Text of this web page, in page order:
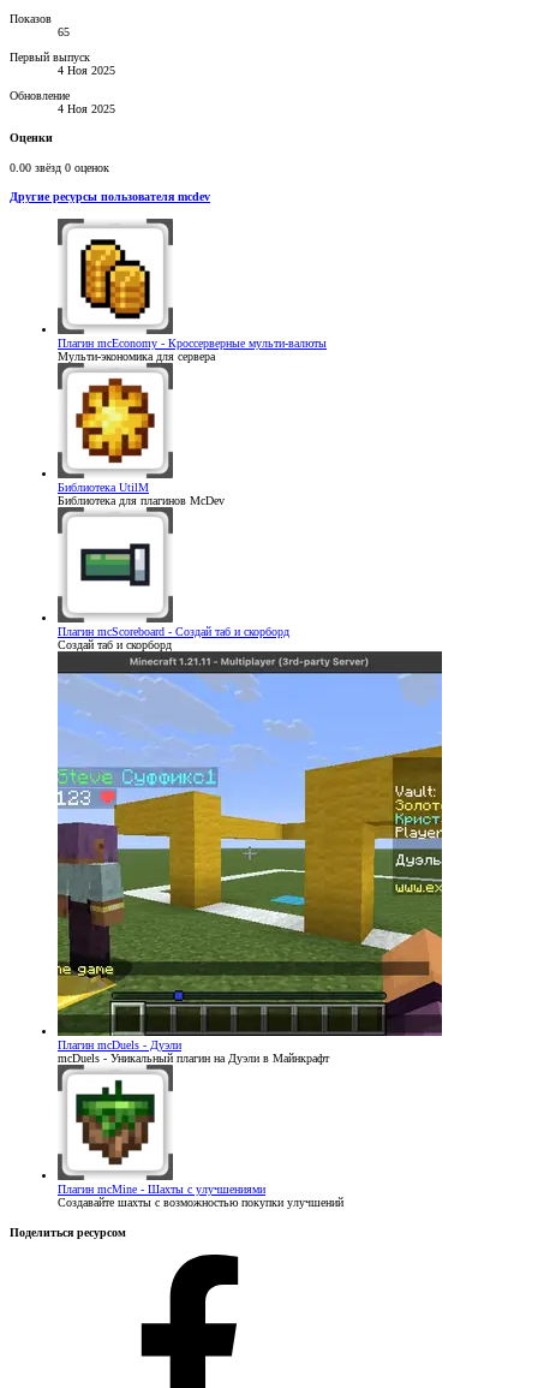
Показов
65
Первый выпуск
4 Ноя 2025
Обновление
4 Ноя 2025
Оценки
0.00 звёзд 0 оценок
Другие ресурсы пользователя mcdev
Плагин mcEconomy - Кроссерверные мульти-валюты
Мульти-экономика для сервера
Библиотека UtilM
Библиотека для плагинов McDev
Плагин mcScoreboard - Создай таб и скорборд
Создай таб и скорборд
Плагин mcDuels - Дуэли
mcDuels - Уникальный плагин на Дуэли в Майнкрафт
Плагин mcMine - Шахты с улучшениями
Создавайте шахты с возможностью покупки улучшений
Поделиться ресурсом